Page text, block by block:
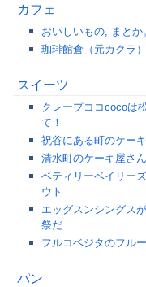
カフェ
おいしいもの, まとか
珈琲館倉（元カクラ
スイーツ
クレープココcocoは
て！
祝谷にある町のケー
清水町のケーキ屋さ
ベティリーベイリー
ウト
エッグスンシングス
祭だ
フルコベジタのフル
パン